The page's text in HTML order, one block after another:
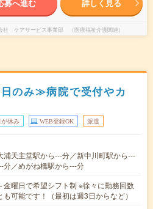
募へ進む 詳しく見る
社 ケアサービス事業部 （医療福祉介護関連）
のみ≫病院で受付やカ
が休み WEB登録OK 派遣
浦天主堂駅から---分／新中川町駅から---
分／めがね橋駅から---分
金曜日で希望シフト制 ※徐々に勤務回数
可能です！（最初は週3日からなど）